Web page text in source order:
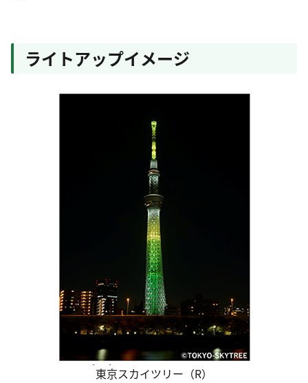
ライトアップイメージ
東京スカイツリー（R）